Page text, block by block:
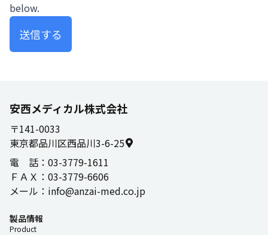
below.
送信する
安西メディカル株式会社
〒141-0033
東京都品川区西品川3-6-25
電 話 ： 03-3779-1611
ＦＡＸ ： 03-3779-6606
メール ： info@anzai-med.co.jp
製品情報
Product